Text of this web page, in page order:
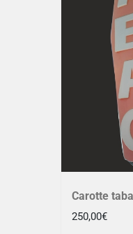
Carotte
250,00€